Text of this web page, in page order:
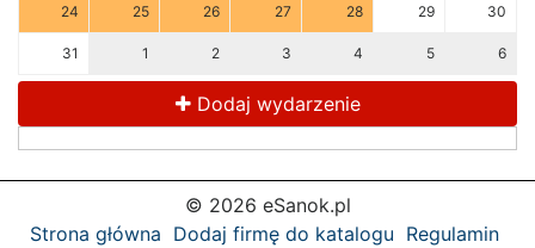
24 25 26 27 28 29 30
31 1 2 3 4 5 6
Dodaj wydarzenie
© 2026 eSanok.pl
Strona główna Dodaj firmę do katalogu Regulamin